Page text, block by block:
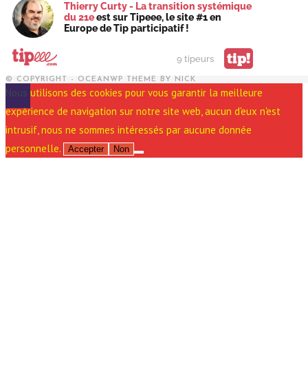
Thierry Curty - La transition systémique
du 21eest sur Tipeee, le site #1 en
Europe de Tip participatif !
9 tipeurs tip!
© COPYRIGHT - OCEANWP THEME BY NICK
Nous utilisons des cookies pour vous garantir la meilleure
expérience de navigation sur notre site web, aucun d'eux n'est
intrusif, nous ne sommes intéressés par aucune donnée
personnelle.
Accepter Non